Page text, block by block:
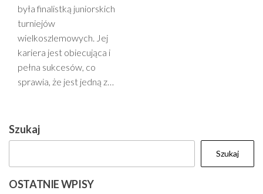
była finalistką juniorskich
turniejów
wielkoszlemowych. Jej
kariera jest obiecująca i
pełna sukcesów, co
sprawia, że jest jedną z…
Szukaj
Szukaj
OSTATNIE WPISY